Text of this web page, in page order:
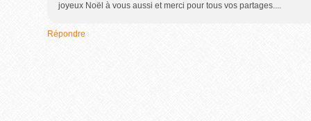
joyeux Noël à vous aussi et merci pour tous vos partages....
Répondre